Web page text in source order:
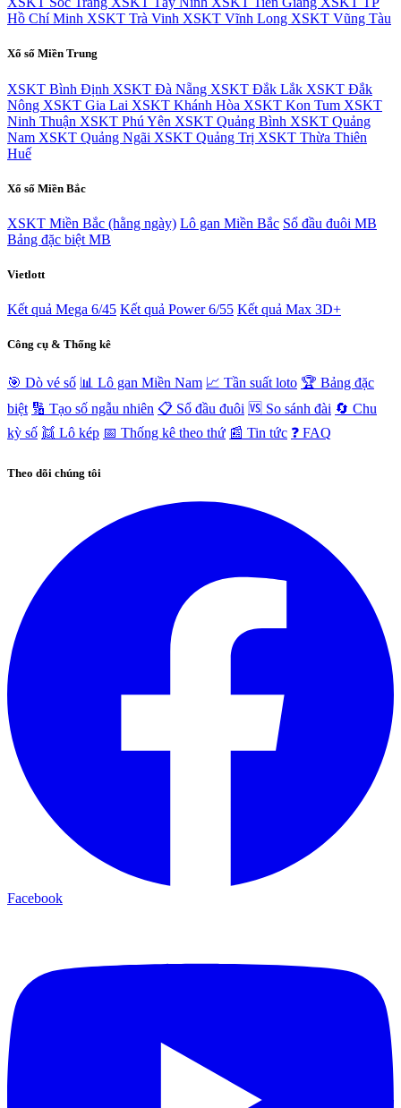
Hồ Chí Minh XSKT Trà Vinh XSKT Vĩnh Long XSKT Vũng Tàu
Xổ số Miền Trung
XSKT Bình Định XSKT Đà Nẵng XSKT Đắk Lắk XSKT Đắk
Nông XSKT Gia Lai XSKT Khánh Hòa XSKT Kon Tum XSKT
Ninh Thuận XSKT Phú Yên XSKT Quảng Bình XSKT Quảng
Nam XSKT Quảng Ngãi XSKT Quảng Trị XSKT Thừa Thiên
Huế
Xổ số Miền Bắc
XSKT Miền Bắc (hằng ngày) Lô gan Miền Bắc Sổ đầu đuôi MB
Bảng đặc biệt MB
Vietlott
Kết quả Mega 6/45 Kết quả Power 6/55 Kết quả Max 3D+
Công cụ & Thống kê
🎯 Dò vé số 📊 Lô gan Miền Nam 📈 Tần suất loto 🏆 Bảng đặc
biệt 🔢 Tạo số ngẫu nhiên 📋 Sổ đầu đuôi 🆚 So sánh đài 🔄 Chu
kỳ số 👯 Lô kép 📅 Thống kê theo thứ 📰 Tin tức ❓ FAQ
Theo dõi chúng tôi
Facebook